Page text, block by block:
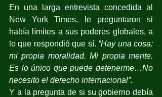
En una larga entrevista concedida al
New York Times, le preguntaron si
había límites a sus poderes globales, a
lo que respondió que sí. “Hay una cosa:
mi propia moralidad. Mi propia mente.
Es lo único que puede detenerme…No
necesito el derecho internacional”.
Y a la pregunta de si su gobierno debía